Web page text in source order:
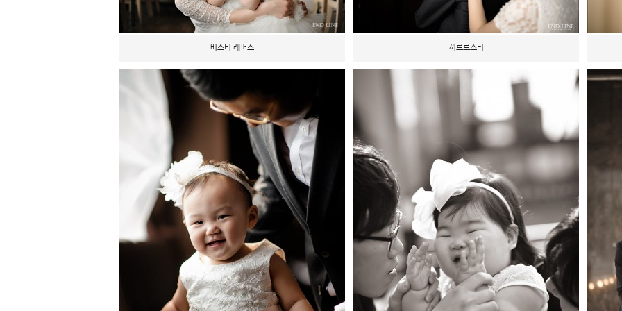
베스타 레퍼스 까르르스타